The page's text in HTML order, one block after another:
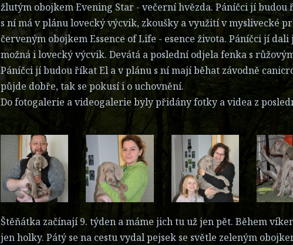
žlutým obojkem Evening Star - večerní hvězda. Páníčci jí
s ní má v plánu lovecký výcvik, zkoušky a využití v myslivecké
červeným obojkem Essence of Life - esence života. Páníčci jí
možná i lovecký výcvik. Devátá a poslední odjela fenka s
Páníčci jí budou říkat El a v plánu s ní mají běhat závodně
půjde dobře, tak se pokusí i o uchovnění.
Do fotogalerie a videogalerie byly přidány fotky a videa z
Štěňátka začínají 9. týden a máme jich tu už jen pět. Během
jen holky. Pátý se na cestu vydal pejsek se světle zeleným